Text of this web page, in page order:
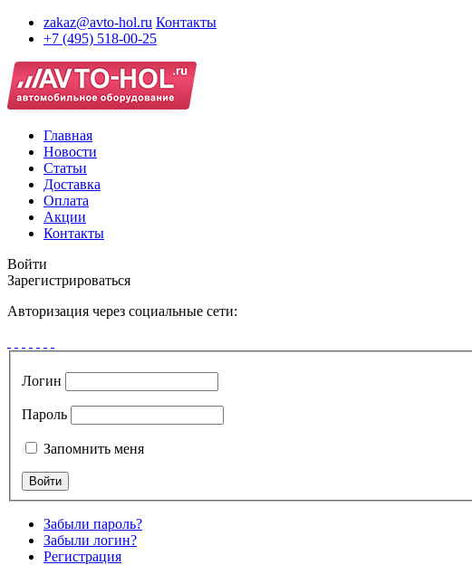
zakaz@avto-hol.ru Контакты
+7 (495) 518-00-25
Главная
Новости
Статьи
Доставка
Оплата
Акции
Контакты
Войти
Зарегистрироваться
Авторизация через социальные сети:
Логин
Пароль
Запомнить меня
Забыли пароль?
Забыли логин?
Регистрация